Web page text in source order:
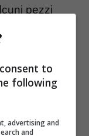
pezzi
di un
Psy
e autori
to
following
advertising and
and